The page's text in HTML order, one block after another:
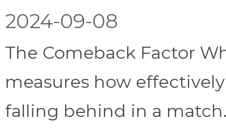
2024-09-08
The Comeback Factor
measures how
falling behind in a